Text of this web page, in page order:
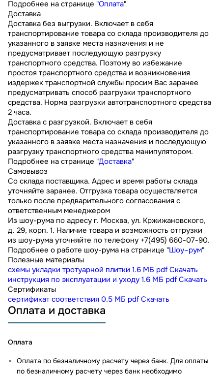
Подробнее на странице "Оплата"
Доставка
Доставка без выгрузки. Включает в себя
транспортирование товара со склада производителя до
указанного в заявке места назначения и не
предусматривает последующую разгрузку
транспортного средства. Поэтому во избежание
простоя транспортного средства и возникновения
издержек транспортной службы просим Вас заранее
предусматривать способ разгрузки транспортного
средства. Норма разгрузки автотранспортного средства
2 часа.
Доставка с разгрузкой. Включает в себя
транспортирование товара со склада производителя до
указанного в заявке места назначения и последующую
разгрузку транспортного средства манипулятором.
Подробнее на странице "Доставка"
Самовывоз
Со склада поставщика. Адрес и время работы склада
уточняйте заранее. Отгрузка товара осуществляется
только после предварительного согласования с
ответственным менеджером
Из шоу-рума по адресу г. Москва, ул. Кржижановского,
д. 29, корп. 1. Наличие товара и возможность отгрузки
из шоу-рума уточняйте по телефону +7(495) 660-07-90.
Подробнее о работе шоу-рума на странице "Шоу–рум"
Полезные материалы
схемы укладки тротуарной плитки 1.6 МБ pdf Скачать
инструкция по эксплуатации и уходу 1.6 МБ pdf Скачать
Сертификаты
сертификат соответствия 0.5 МБ pdf Скачать
Оплата и доставка
Оплата
Оплата по безналичному расчету через банк. Для оплаты
по безналичному расчету через банк необходимо